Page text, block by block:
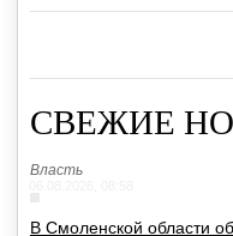
СВЕЖИЕ
Власть
В Смоленской области